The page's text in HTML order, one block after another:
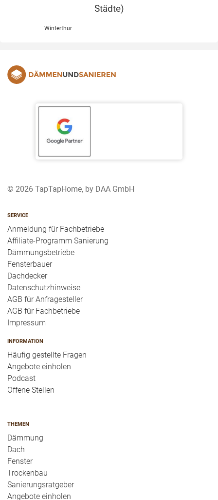
Städte)
Winterthur
© 2026 TapTapHome, by DAA GmbH
SERVICE
Anmeldung für Fachbetriebe
Affiliate-Programm Sanierung
Dämmungsbetriebe
Fensterbauer
Dachdecker
Datenschutzhinweise
AGB für Anfragesteller
AGB für Fachbetriebe
Impressum
INFORMATION
Häufig gestellte Fragen
Angebote einholen
Podcast
Offene Stellen
THEMEN
Dämmung
Dach
Fenster
Trockenbau
Sanierungsratgeber
Angebote einholen